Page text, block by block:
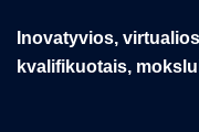
Inovatyvios,
kvalifikuotais,